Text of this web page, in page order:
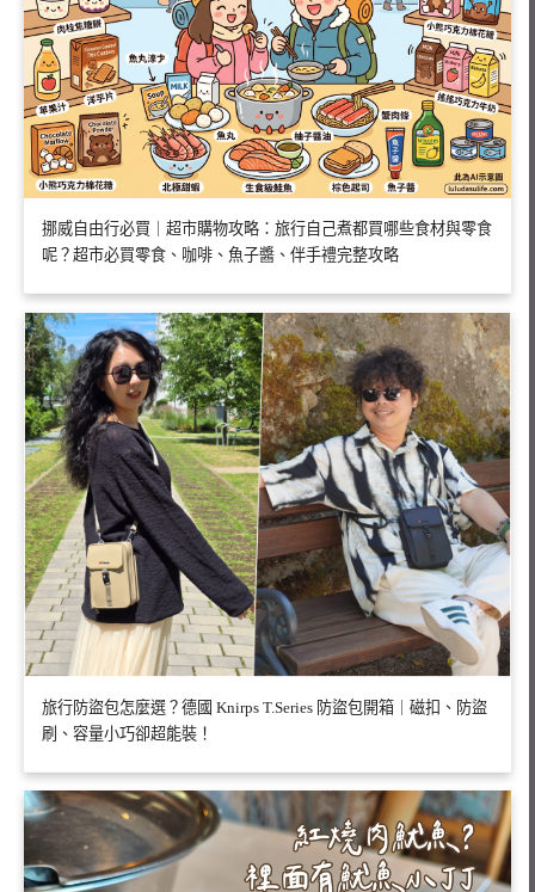
挪威自由行必買｜超市購物攻略：旅行自己煮都買哪些食材與零食
呢？超市必買零食、咖啡、魚子醬、伴手禮完整攻略
旅行防盜包怎麼選？德國 Knirps T.Series 防盜包開箱｜磁扣、防盜
刷、容量小巧卻超能裝！